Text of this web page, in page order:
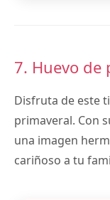
7. Huevo de
Disfruta de este
primaveral. Con
una imagen
cariñoso a tu